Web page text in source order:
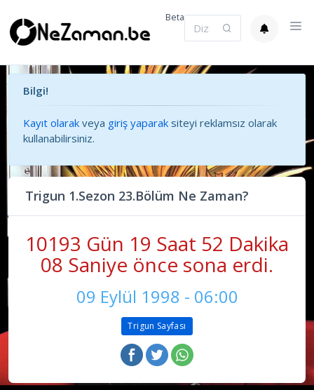
Beta
Bilgi!
Kayıt olarak veya giriş yaparak siteyi reklamsız olarak
kullanabilirsiniz.
Trigun 1.Sezon 23.Bölüm Ne Zaman?
10193 Gün 19 Saat 52 Dakika
08 Saniye önce sona erdi.
09 Eylül 1998 - 06:00
Trigun Sayfası